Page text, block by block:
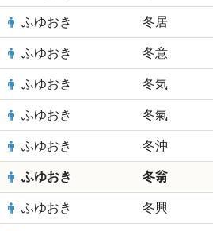
ふゆおき 冬居
ふゆおき 冬意
ふゆおき 冬気
ふゆおき 冬氣
ふゆおき 冬沖
ふゆおき 冬翁
ふゆおき 冬興